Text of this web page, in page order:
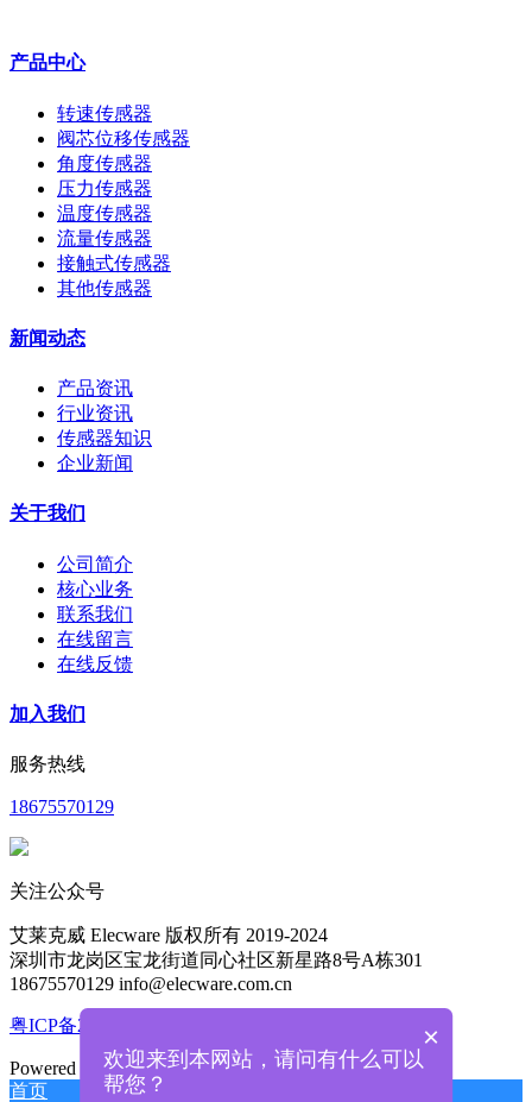
产品中心
转速传感器
阀芯位移传感器
角度传感器
压力传感器
温度传感器
流量传感器
接触式传感器
其他传感器
新闻动态
产品资讯
行业资讯
传感器知识
企业新闻
关于我们
公司简介
核心业务
联系我们
在线留言
在线反馈
加入我们
服务热线
18675570129
关注公众号
艾莱克威 Elecware 版权所有 2019-2024
深圳市龙岗区宝龙街道同心社区新星路8号A栋301
18675570129 info@elecware.com.cn
粤ICP备2024201855号
Powered byMetInfo 8.1©2008-2026mituo.cn
首页
×
欢迎来到本网站，请问有什么可以
帮您？